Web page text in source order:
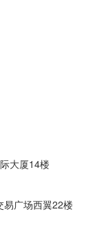
大厦14楼
易广场西翼22楼